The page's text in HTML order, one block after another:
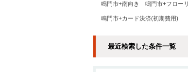
鳴門市+南向き 鳴門市+フロー
鳴門市+カード決済(初期費用)
最近検索した条件一覧